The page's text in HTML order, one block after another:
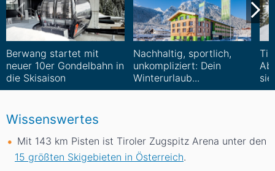
Berwang startet mit
neuer 10er Gondelbahn in
die Skisaison
Nachhaltig, sportlich,
unkompliziert: Dein
Winterurlaub...
Wissenswertes
Mit 143 km Pisten ist Tiroler Zugspitz Arena unter den
15 größten Skigebieten in Österreich.